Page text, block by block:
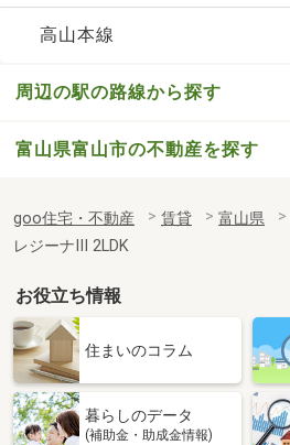
高山本線
周辺の駅の路線から探す
富山県富山市の不動産を探す
goo住宅・不動産 賃貸 富山県
レジーナⅢ 2LDK
お役立ち情報
住まいのコラム
暮らしのデータ
(補助金・助成金情報)